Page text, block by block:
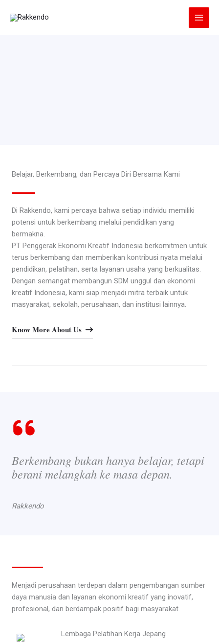
Belajar, Berkembang, dan Percaya Diri Bersama Kami
Di Rakkendo, kami percaya bahwa setiap individu memiliki
potensi untuk berkembang melalui pendidikan yang
bermakna.
PT Penggerak Ekonomi Kreatif Indonesia berkomitmen untuk
terus berkembang dan memberikan kontribusi nyata melalui
pendidikan, pelatihan, serta layanan usaha yang berkualitas.
Dengan semangat membangun SDM unggul dan ekonomi
kreatif Indonesia, kami siap menjadi mitra terbaik untuk
masyarakat, sekolah, perusahaan, dan institusi lainnya.
Know More About Us
Berkembang bukan hanya belajar, tetapi
berani melangkah ke masa depan.
Rakkendo
Menjadi perusahaan terdepan dalam pengembangan sumber
daya manusia dan layanan ekonomi kreatif yang inovatif,
profesional, dan berdampak positif bagi masyarakat.